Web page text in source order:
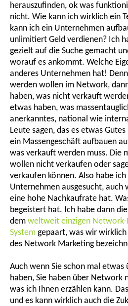
herauszufinden, ok was
nicht. Wie kann ich wirklich ein
kann ich ein Unternehmen
unlimitiert Geld verdienen? Ich
gezielt auf die Suche gemacht
worauf es ankommt. Welche
anderes Unternehmen hat!
werden wollen im Network,
haben, was nicht verkauft
etwas haben, was
anerkanntes, national wie
Leute sagen, das es etwas
ein Massengeschäft aufbauen
was verkauft werden muss. Die
wollen nicht verkaufen oder
verkaufen können. Also habe ich
Unternehmen ausgesucht,
eine hohe Nachkaufrate hat.
begeistert hat. Ich habe dann
dem weltweit einzigen Network-
System gepaart, was wir
des Network Marketing
Auch wenn Sie schon mal
haben, Sie haben über Network
was ich Ihnen erzählen kann.
und es kann wirklich auch die